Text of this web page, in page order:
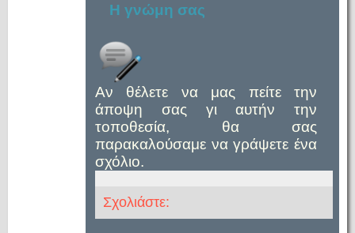
Η γνώμη σας
Αν θέλετε να μας πείτε την
άποψη σας γι αυτήν την
τοποθεσία, θα σας
παρακαλούσαμε να γράψετε ένα
σχόλιο.
Σχολιάστε: